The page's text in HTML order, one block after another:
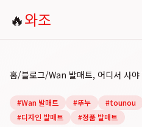
🔥와조
홈/블로그/
#Wan 발매트 #뚜누 #tounou
#디자인 발매트 #정품 발매트